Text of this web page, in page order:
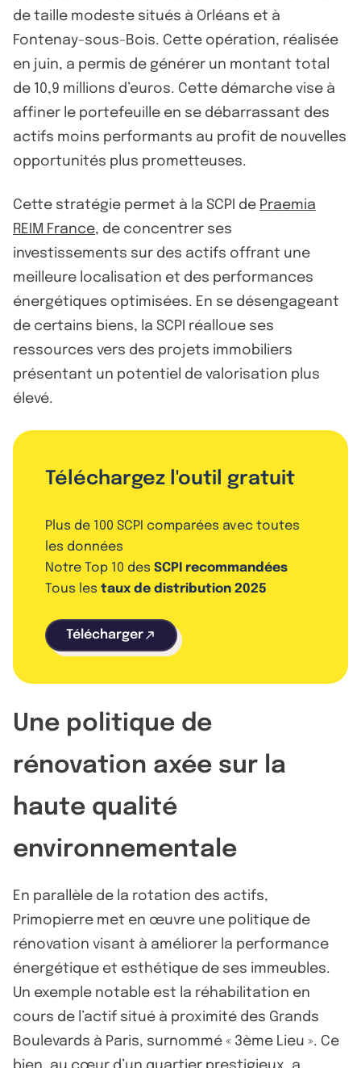
de taille modeste situés à Orléans et à
Fontenay-sous-Bois. Cette opération, réalisée
en juin, a permis de générer un montant total
de 10,9 millions d’euros. Cette démarche vise à
affiner le portefeuille en se débarrassant des
actifs moins performants au profit de nouvelles
opportunités plus prometteuses.
Cette stratégie permet à la SCPI de Praemia
REIM France, de concentrer ses
investissements sur des actifs offrant une
meilleure localisation et des performances
énergétiques optimisées. En se désengageant
de certains biens, la SCPI réalloue ses
ressources vers des projets immobiliers
présentant un potentiel de valorisation plus
élevé.
Téléchargez l'outil gratuit
Plus de 100 SCPI comparées avec toutes
les données
Notre Top 10 des SCPI recommandées
Tous les taux de distribution 2025
Télécharger
Une politique de
rénovation axée sur la
haute qualité
environnementale
En parallèle de la rotation des actifs,
Primopierre met en œuvre une politique de
rénovation visant à améliorer la performance
énergétique et esthétique de ses immeubles.
Un exemple notable est la réhabilitation en
cours de l’actif situé à proximité des Grands
Boulevards à Paris, surnommé « 3ème Lieu ». Ce